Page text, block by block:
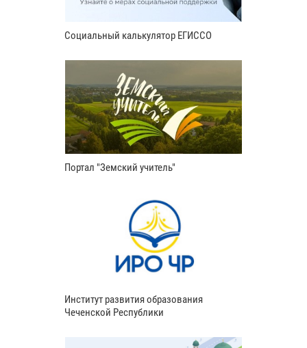
Социальный калькулятор ЕГИССО
Портал "Земский учитель"
Институт развития образования
Чеченской Республики